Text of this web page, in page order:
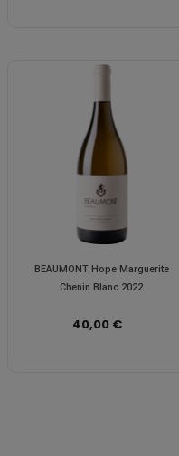
BEAUMONT Hope Marguerite
Chenin Blanc 2022
40,00 €